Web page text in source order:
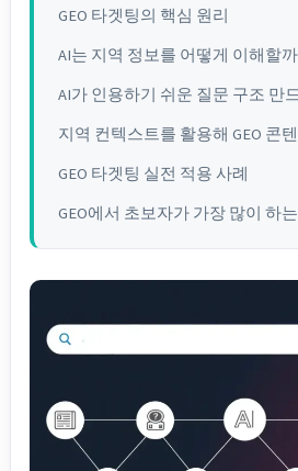
GEO 타겟팅의 핵심 원리
AI는 지역 정보를 어떻게 이해할까
AI가 인용하기 쉬운 질문 구조 만
지역 컨텍스트를 활용해 GEO 콘
GEO 타겟팅 실전 적용 사례
GEO에서 초보자가 가장 많이 하